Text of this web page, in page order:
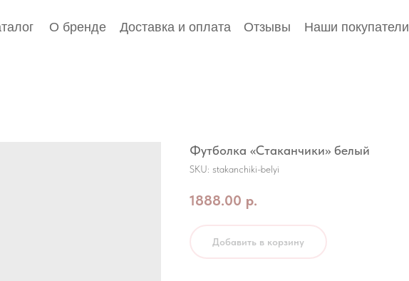
Отзывы
Доставка и оплата
О бренде Наши покупатели
Футболка «Стаканчики» белый
SKU: stakanchiki-belyi
1888.00 р.
Добавить в корзину